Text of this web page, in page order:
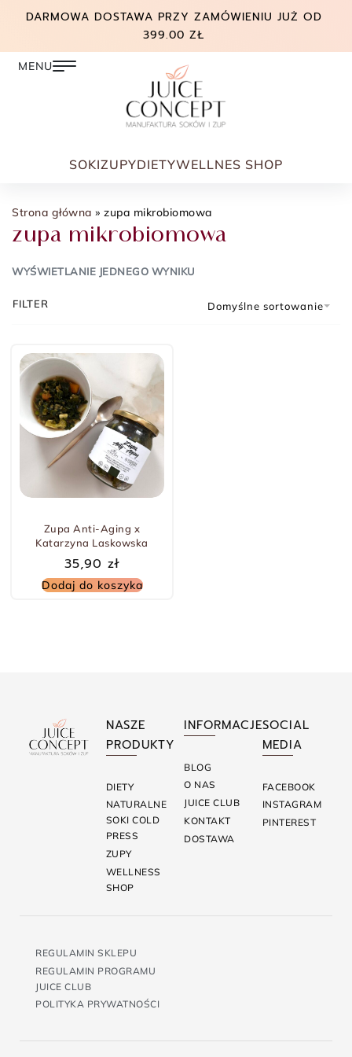
DARMOWA DOSTAWA PRZY ZAMÓWIENIU JUŻ OD
399.00 ZŁ
SOKIZUPYDIETYWELLNES SHOP
Strona główna » zupa mikrobiomowa
zupa mikrobiomowa
WYŚWIETLANIE JEDNEGO WYNIKU
Domyślne sortowanie
FILTER
Zupa Anti-Aging x
Katarzyna Laskowska
35,90 zł
Dodaj do koszyka
NASZE
PRODUKTY
DIETY
NATURALNE
SOKI COLD
PRESS
ZUPY
WELLNESS
SHOP
INFORMACJE
BLOG
O NAS
JUICE CLUB
KONTAKT
DOSTAWA
SOCIAL
MEDIA
FACEBOOK
INSTAGRAM
PINTEREST
REGULAMIN SKLEPU
REGULAMIN PROGRAMU
JUICE CLUB
POLITYKA PRYWATNOŚCI